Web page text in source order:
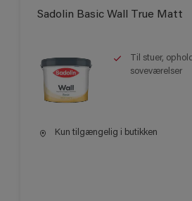
Sadolin Basic Wall True Matt
Til stuer,
soveværelser
Kun tilgængelig i butikken